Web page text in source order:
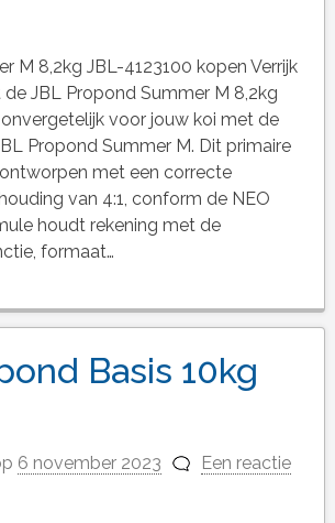
M 8,2kg JBL-4123100 kopen Verrijk
JBL Propond Summer M 8,2kg
voor jouw koi met de
Propond Summer M. Dit primaire
met een correcte
van 4:1, conform de NEO
houdt rekening met de
formaat…
Basis 10kg
6 november 2023
Een reactie